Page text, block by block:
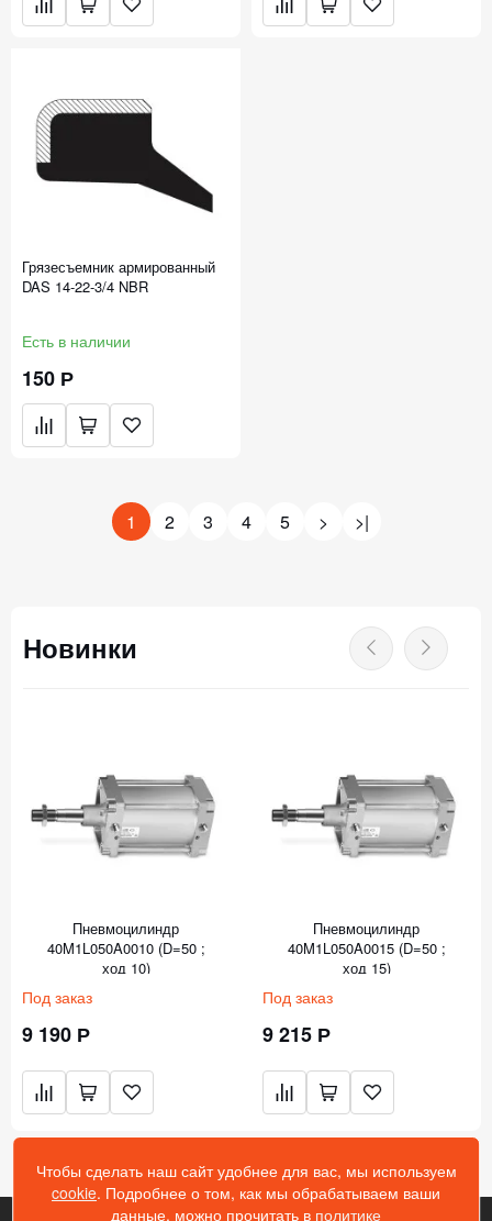
Грязесъемник армированный
DAS 14-22-3/4 NBR
Есть в наличии
150 Р
1 2 3 4 5 > >|
Новинки
Пневмоцилиндр
40M1L050A0010 (D=50 ;
ход 10)
Под заказ
9 190 Р
Пневмоцилиндр
40M1L050A0015 (D=50 ;
ход 15)
Под заказ
9 215 Р
Чтобы сделать наш сайт удобнее для вас, мы используем
cookie. Подробнее о том, как мы обрабатываем ваши
данные, можно прочитать в политике